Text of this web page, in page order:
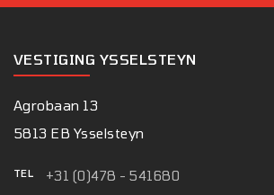
VESTIGING YSSELSTEYN
Agrobaan 13
5813 EB Ysselsteyn
TEL +31 (0)478 - 541680